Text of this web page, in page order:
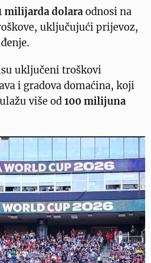
milijarda dolara odnosi na
uključujući prijevoz,
uključeni troškovi
i gradova domaćina, koji
više od 100 milijuna